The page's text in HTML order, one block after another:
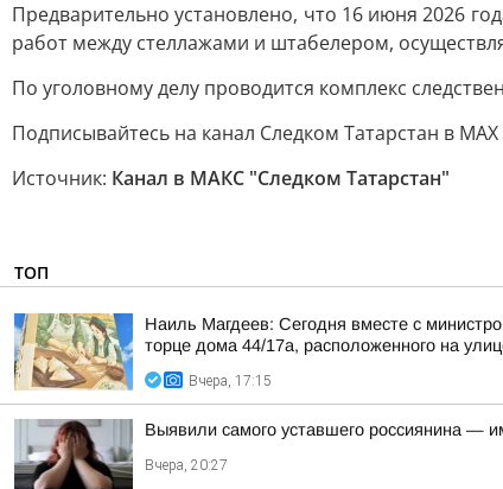
Предварительно установлено, что 16 июня 2026
работ между стеллажами и штабелером,
По уголовному делу проводится комплекс
Подписывайтесь на канал Следком Татарстан в МАХ
Источник: Канал в МАКС "Следком Татарстан"
ТОП
Наиль Магдеев: Сегодня вместе с
торце дома 44/17а, расположенного на
Вчера, 17:15
Выявили самого уставшего россиянина —
Вчера, 20:27